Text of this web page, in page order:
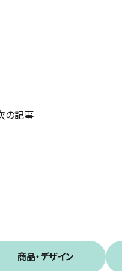
の記事
商品・デザイン